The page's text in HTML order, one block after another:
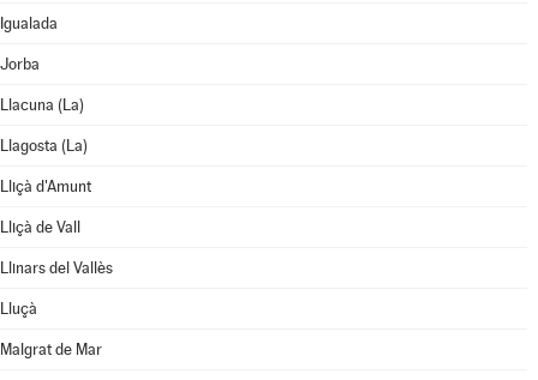
Igualada
Jorba
Llacuna (La)
Llagosta (La)
Lliçà d'Amunt
Lliçà de Vall
Llinars del Vallès
Lluçà
Malgrat de Mar